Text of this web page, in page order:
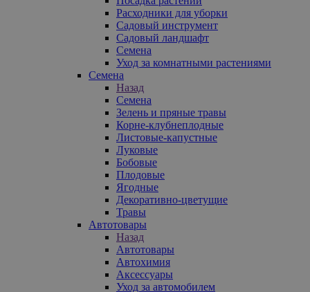
Расходники для уборки
Садовый инструмент
Садовый ландшафт
Семена
Уход за комнатными растениями
Семена
Назад
Семена
Зелень и пряные травы
Корне-клубнеплодные
Листовые-капустные
Луковые
Бобовые
Плодовые
Ягодные
Декоративно-цветущие
Травы
Автотовары
Назад
Автотовары
Автохимия
Аксессуары
Уход за автомобилем